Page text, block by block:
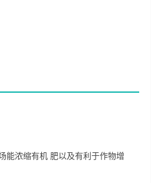
能浓缩有机 肥以及有利于作物增